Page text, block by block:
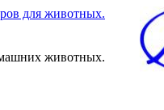
для животных.
животных.